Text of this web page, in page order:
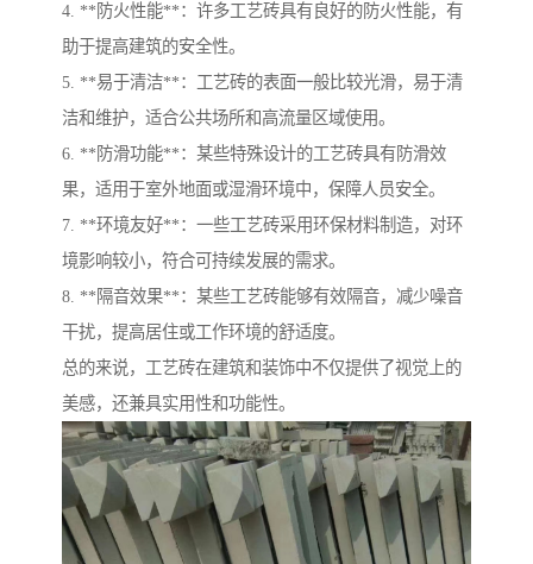
4. **防火性能**：许多工艺砖具有良好的防火性能，有
助于提高建筑的安全性。
5. **易于清洁**：工艺砖的表面一般比较光滑，易于清
洁和维护，适合公共场所和高流量区域使用。
6. **防滑功能**：某些特殊设计的工艺砖具有防滑效
果，适用于室外地面或湿滑环境中，保障人员安全。
7. **环境友好**：一些工艺砖采用环保材料制造，对环
境影响较小，符合可持续发展的需求。
8. **隔音效果**：某些工艺砖能够有效隔音，减少噪音
干扰，提高居住或工作环境的舒适度。
总的来说，工艺砖在建筑和装饰中不仅提供了视觉上的
美感，还兼具实用性和功能性。